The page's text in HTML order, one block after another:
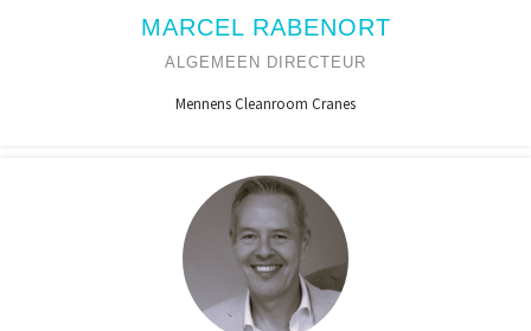
MARCEL RABENORT
ALGEMEEN DIRECTEUR
Mennens Cleanroom Cranes